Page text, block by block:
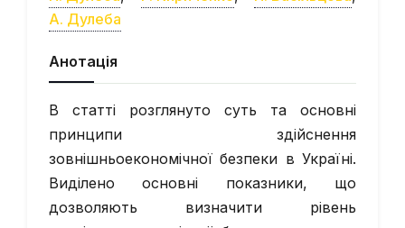
А. Дулеба
Анотація
В статті розглянуто суть та основні
принципи здійснення
зовнішньоекономічної безпеки в Україні.
Виділено основні показники, що
дозволяють визначити рівень